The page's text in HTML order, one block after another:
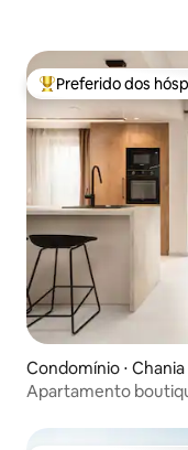
Entre os melhores
Preferido dos
Condomínio ⋅ Chania
Apartamento